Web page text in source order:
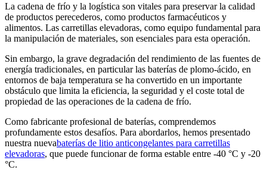
La cadena de frío y la logística son vitales para preservar la calidad
de productos perecederos, como productos farmacéuticos y
alimentos. Las carretillas elevadoras, como equipo fundamental para
la manipulación de materiales, son esenciales para esta operación.
Sin embargo, la grave degradación del rendimiento de las fuentes de
energía tradicionales, en particular las baterías de plomo-ácido, en
entornos de baja temperatura se ha convertido en un importante
obstáculo que limita la eficiencia, la seguridad y el coste total de
propiedad de las operaciones de la cadena de frío.
Como fabricante profesional de baterías, comprendemos
profundamente estos desafíos. Para abordarlos, hemos presentado
nuestra nuevabaterías de litio anticongelantes para carretillas
elevadoras, que puede funcionar de forma estable entre -40 °C y -20
°C.